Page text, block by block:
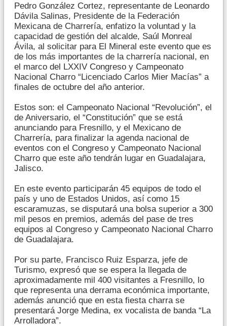
Pedro González Cortez, representante de Leonardo
Dávila Salinas, Presidente de la Federación
Mexicana de Charrería, enfatizo la voluntad y la
capacidad de gestión del alcalde, Saúl Monreal
Ávila, al solicitar para El Mineral este evento que es
de los más importantes de la charrería nacional, en
el marco del LXXIV Congreso y Campeonato
Nacional Charro “Licenciado Carlos Mier Macías” a
finales de octubre del año anterior.
Estos son: el Campeonato Nacional “Revolución”, el
de Aniversario, el “Constitución” que se está
anunciando para Fresnillo, y el Mexicano de
Charrería, para finalizar la agenda nacional de
eventos con el Congreso y Campeonato Nacional
Charro que este año tendrán lugar en Guadalajara,
Jalisco.
En este evento participarán 45 equipos de todo el
país y uno de Estados Unidos, así como 15
escaramuzas, se disputará una bolsa superior a 300
mil pesos en premios, además del pase de tres
equipos al Congreso y Campeonato Nacional Charro
de Guadalajara.
Por su parte, Francisco Ruiz Esparza, jefe de
Turismo, expresó que se espera la llegada de
aproximadamente mil 400 visitantes a Fresnillo, lo
que representa una derrama económica importante,
además anunció que en esta fiesta charra se
presentará Jorge Medina, ex vocalista de banda “La
Arrolladora”.